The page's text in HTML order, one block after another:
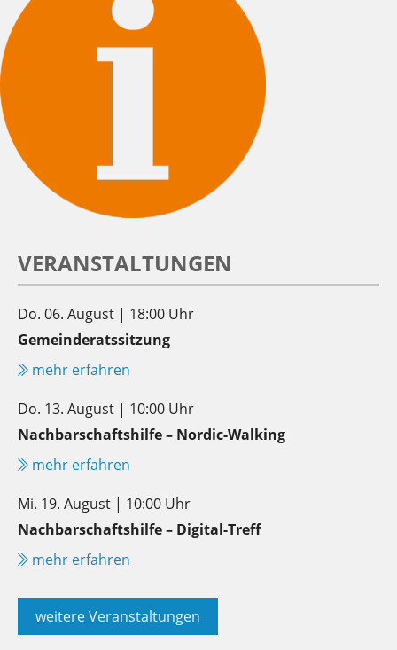
VERANSTALTUNGEN
Do. 06. August | 18:00 Uhr
Gemeinderatssitzung
mehr erfahren
Do. 13. August | 10:00 Uhr
Nachbarschaftshilfe – Nordic-Walking
mehr erfahren
Mi. 19. August | 10:00 Uhr
Nachbarschaftshilfe – Digital-Treff
mehr erfahren
weitere Veranstaltungen